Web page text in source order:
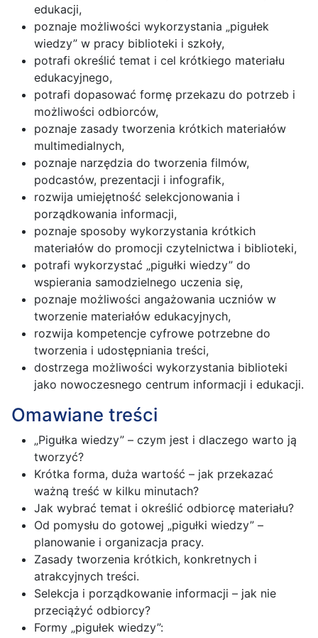
edukacji,
poznaje możliwości wykorzystania „pigułek
wiedzy” w pracy biblioteki i szkoły,
potrafi określić temat i cel krótkiego materiału
edukacyjnego,
potrafi dopasować formę przekazu do potrzeb i
możliwości odbiorców,
poznaje zasady tworzenia krótkich materiałów
multimedialnych,
poznaje narzędzia do tworzenia filmów,
podcastów, prezentacji i infografik,
rozwija umiejętność selekcjonowania i
porządkowania informacji,
poznaje sposoby wykorzystania krótkich
materiałów do promocji czytelnictwa i biblioteki,
potrafi wykorzystać „pigułki wiedzy” do
wspierania samodzielnego uczenia się,
poznaje możliwości angażowania uczniów w
tworzenie materiałów edukacyjnych,
rozwija kompetencje cyfrowe potrzebne do
tworzenia i udostępniania treści,
dostrzega możliwości wykorzystania biblioteki
jako nowoczesnego centrum informacji i edukacji.
Omawiane treści
„Pigułka wiedzy” – czym jest i dlaczego warto ją
tworzyć?
Krótka forma, duża wartość – jak przekazać
ważną treść w kilku minutach?
Jak wybrać temat i określić odbiorcę materiału?
Od pomysłu do gotowej „pigułki wiedzy” –
planowanie i organizacja pracy.
Zasady tworzenia krótkich, konkretnych i
atrakcyjnych treści.
Selekcja i porządkowanie informacji – jak nie
przeciążyć odbiorcy?
Formy „pigułek wiedzy”: